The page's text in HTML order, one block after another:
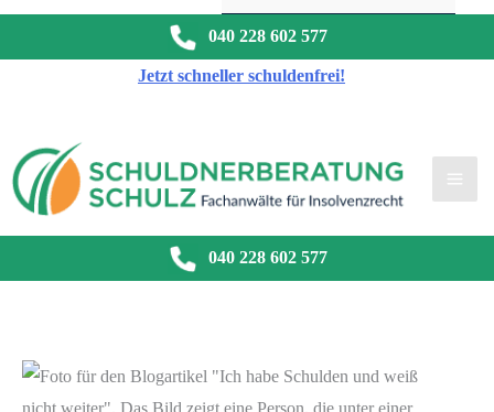
040 228 602 577
Jetzt schneller schuldenfrei!
040 228 602 577